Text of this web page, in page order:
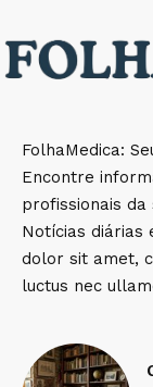
FolhaMedica:
Encontre
profissionais
Notícias diárias
dolor sit amet,
luctus nec